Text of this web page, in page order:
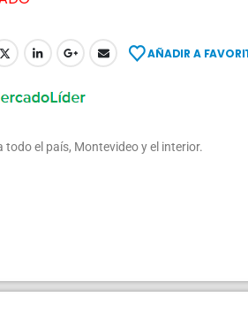
AÑADIR A
todo el país, Montevideo y el interior.